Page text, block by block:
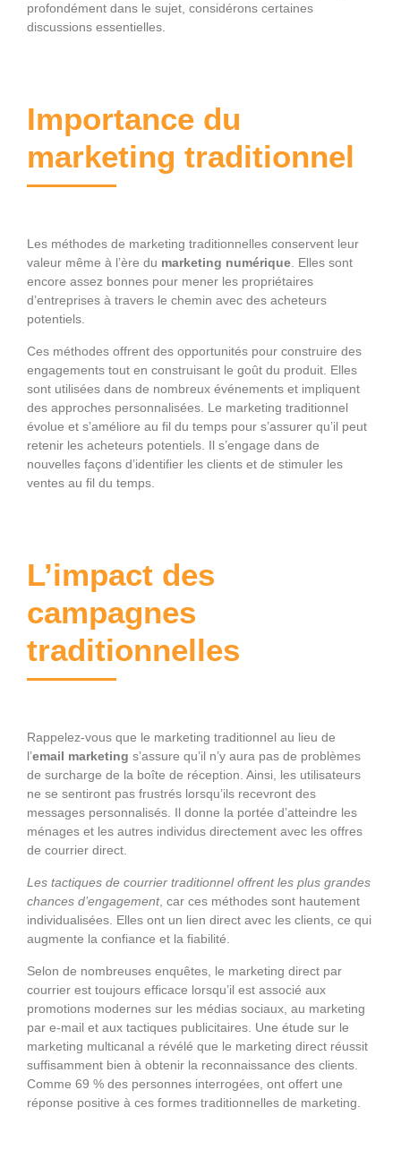
profondément dans le sujet, considérons certaines
discussions essentielles.
Importance du
marketing traditionnel
Les méthodes de marketing traditionnelles conservent leur
valeur même à l’ère du marketing numérique . Elles sont
encore assez bonnes pour mener les propriétaires
d’entreprises à travers le chemin avec des acheteurs
potentiels.
Ces méthodes offrent des opportunités pour construire des
engagements tout en construisant le goût du produit. Elles
sont utilisées dans de nombreux événements et impliquent
des approches personnalisées. Le marketing traditionnel
évolue et s’améliore au fil du temps pour s’assurer qu’il peut
retenir les acheteurs potentiels. Il s’engage dans de
nouvelles façons d’identifier les clients et de stimuler les
ventes au fil du temps.
L’impact des
campagnes
traditionnelles
Rappelez-vous que le marketing traditionnel au lieu de
l’email marketing s’assure qu’il n’y aura pas de problèmes
de surcharge de la boîte de réception. Ainsi, les utilisateurs
ne se sentiront pas frustrés lorsqu’ils recevront des
messages personnalisés. Il donne la portée d’atteindre les
ménages et les autres individus directement avec les offres
de courrier direct.
Les tactiques de courrier traditionnel offrent les plus grandes
chances d’engagement, car ces méthodes sont hautement
individualisées. Elles ont un lien direct avec les clients, ce qui
augmente la confiance et la fiabilité.
Selon de nombreuses enquêtes, le marketing direct par
courrier est toujours efficace lorsqu’il est associé aux
promotions modernes sur les médias sociaux, au marketing
par e-mail et aux tactiques publicitaires. Une étude sur le
marketing multicanal a révélé que le marketing direct réussit
suffisamment bien à obtenir la reconnaissance des clients.
Comme 69 % des personnes interrogées, ont offert une
réponse positive à ces formes traditionnelles de marketing.